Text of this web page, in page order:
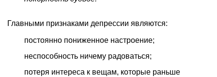
Главными признаками депрессии являются:
постоянно пониженное настроение;
неспособность ничему радоваться;
потеря интереса к вещам, которые раньше